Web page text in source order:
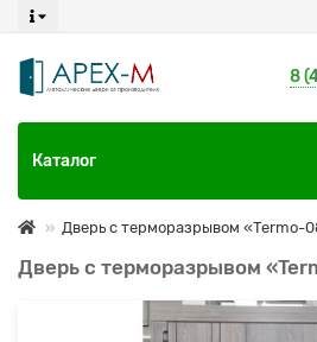
8
Каталог
Дверь с терморазрывом «Termo-
Дверь с терморазрывом